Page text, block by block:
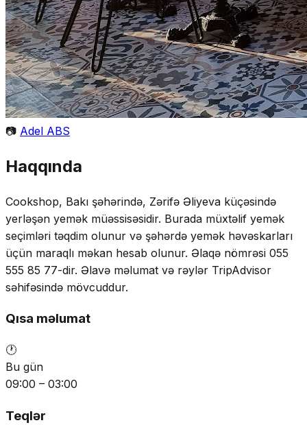
📷 Adel ABS
Haqqında
Cookshop, Bakı şəhərində, Zərifə Əliyeva küçəsində
yerləşən yemək müəssisəsidir. Burada müxtəlif yemək
seçimləri təqdim olunur və şəhərdə yemək həvəskarları
üçün maraqlı məkan hesab olunur. Əlaqə nömrəsi 055
555 85 77-dir. Əlavə məlumat və rəylər TripAdvisor
səhifəsində mövcuddur.
Qısa məlumat
🕐
Bu gün
09:00 – 03:00
Teqlər